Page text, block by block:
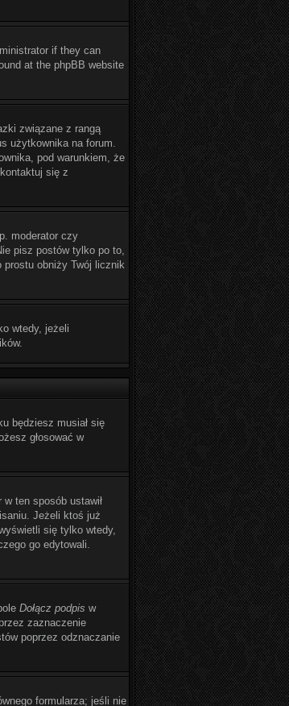
if they can
at the phpBB website
związane z rangą
użytkownika na forum.
pod warunkiem, że
się z
moderator czy
pisz postów tylko po to,
prostu obniży Twój licznik
wtedy, jeżeli
będziesz musiał się
głosować w
ten sposób ustawił
Jeżeli ktoś już
się tylko wtedy,
go edytowali.
Dołącz podpis w
zaznaczenie
poprzez odznaczanie
formularza; jeśli nie